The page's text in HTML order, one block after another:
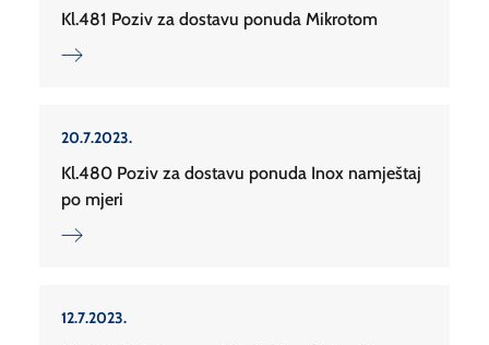
Kl.481 Poziv za dostavu ponuda Mikrotom
20.7.2023.
Kl.480 Poziv za dostavu ponuda Inox namještaj
po mjeri
12.7.2023.